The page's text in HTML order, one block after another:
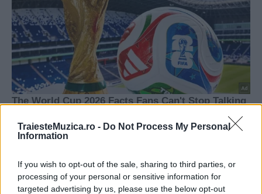
TraiesteMuzica.ro - Do Not Process My Personal
Information
If you wish to opt-out of the sale, sharing to third parties, or
processing of your personal or sensitive information for
targeted advertising by us, please use the below opt-out